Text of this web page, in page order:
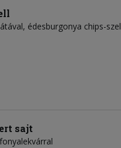
édesburgonya chips-szel
sajt